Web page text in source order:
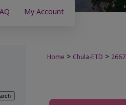
My Account
Home > Chula-ETD > 2667